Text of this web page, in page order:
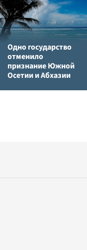
Одно государство
отменило
признание Южной
Осетии и Абхазии